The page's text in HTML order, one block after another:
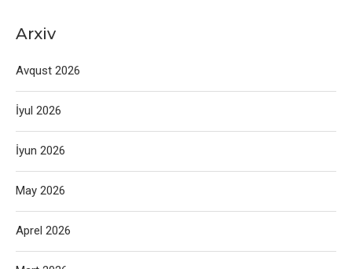
Arxiv
Avqust 2026
İyul 2026
İyun 2026
May 2026
Aprel 2026